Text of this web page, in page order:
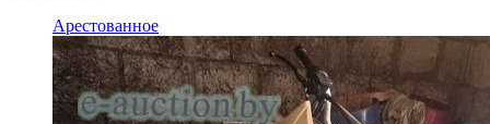
Арестованное